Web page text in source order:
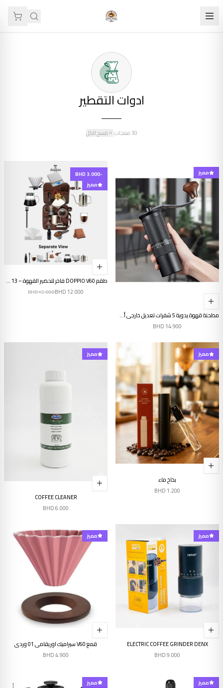
ادوات التقطير
30منتجات| مسح الكل
مميز
مطحنة قهوة يدوية 5 شفرات تعديل خارجي أسود
BHD 14.900
-BHD 3.000
مميز
طقم DOPPIO V60 فاخر لتحضير القهوة – 13 قطعة مع مطحنة يدوية وغلاية برقبة إوزة وميزان رقمي
BHD 12.000
BHD15.000
مميز
بخاخ ماء
BHD 1.200
مميز
COFFEE CLEANER
BHD6.000
مميز
ELECTRIC COFFEE GRINDER DENX
BHD9.000
مميز
قمع V60 سيراميك اوريقامي 01 وردي
BHD4.900
مميز مميز